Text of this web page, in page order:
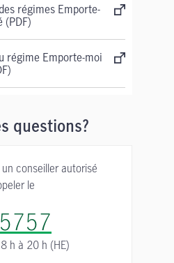
régimes Emporte-
(PDF)
régime Emporte-moi
questions?
conseiller autorisé
le
h à 20 h (HE)